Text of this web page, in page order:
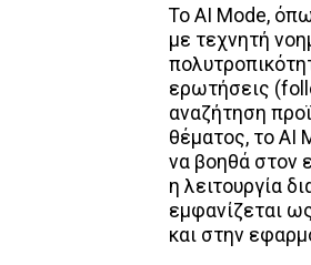
Το AI Mode,
με τεχνητή
ερωτήσεις
αναζήτηση
θέματος, το AI
να βοηθά στον
η λειτουργία
εμφανίζεται
και στην